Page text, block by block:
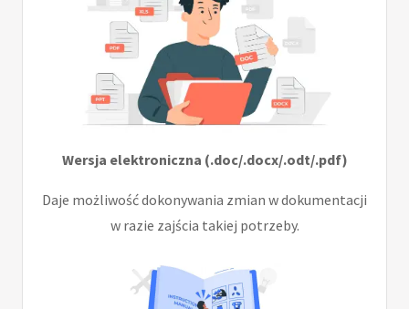
Wersja elektroniczna (.doc/.docx/.odt/.pdf)
Daje możliwość dokonywania zmian w dokumentacji
w razie zajścia takiej potrzeby.